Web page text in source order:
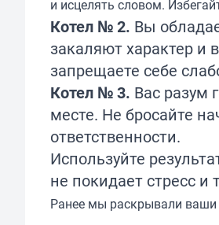
и исцелять словом.
Котел № 2. Вы
закаляют характер и
запрещаете себе
Котел № 3. Вас разум
месте. Не бросайте
ответственности.
Используйте
не покидает стресс
Ранее мы раскрывали